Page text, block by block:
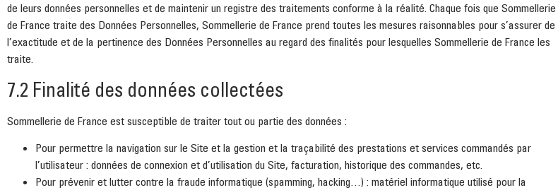
de leurs données personnelles et de maintenir un registre des traitements conforme à la réalité. Chaque fois que Sommellerie
de France traite des Données Personnelles, Sommellerie de France prend toutes les mesures raisonnables pour s’assurer de
l’exactitude et de la pertinence des Données Personnelles au regard des finalités pour lesquelles Sommellerie de France les
traite.
7.2 Finalité des données collectées
Sommellerie de France est susceptible de traiter tout ou partie des données :
Pour permettre la navigation sur le Site et la gestion et la traçabilité des prestations et services commandés par
l’utilisateur : données de connexion et d’utilisation du Site, facturation, historique des commandes, etc.
Pour prévenir et lutter contre la fraude informatique (spamming, hacking…) : matériel informatique utilisé pour la